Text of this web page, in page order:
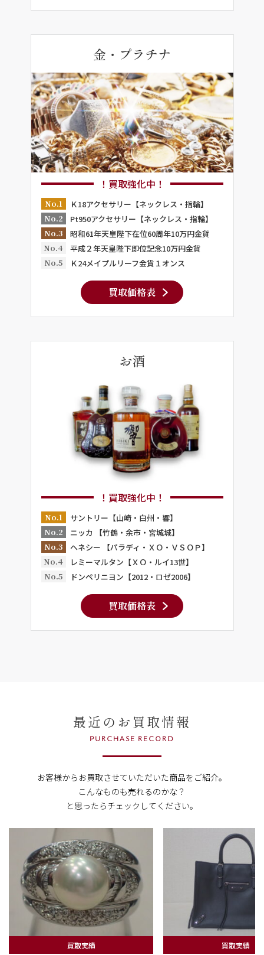
金・プラチナ
！買取強化中！
No.1
Ｋ18アクセサリー【ネックレス・指輪】
No.2
Pt950アクセサリー【ネックレス・指輪】
No.3
昭和61年天皇陛下在位60周年10万円金貨
No.4
平成２年天皇陛下即位記念10万円金貨
No.5
Ｋ24メイプルリーフ金貨１オンス
買取価格表
お酒
！買取強化中！
No.1
サントリー【山崎・白州・響】
No.2
ニッカ 【竹鶴・余市・宮城城】
No.3
ヘネシー 【パラディ・ＸＯ・ＶＳＯＰ】
No.4
レミーマルタン【ＸＯ・ルイ13世】
No.5
ドンペリニヨン【2012・ロゼ2006】
買取価格表
最近のお買取情報
PURCHASE RECORD
お客様からお買取させていただいた商品をご紹介。
こんなものも売れるのかな？
と思ったらチェックしてください。
買取実績 買取実績